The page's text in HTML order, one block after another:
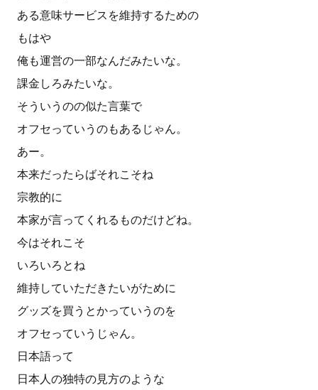
ある意味サービスを維持するための
もはや
俺も運営の一部なんだみたいな。
課金しろみたいな。
そういうのの似た言葉で
オフセっていうのもあるじゃん。
あー。
本来だったらばそれこそね
宗教的に
本家が言ってくれるものだけどね。
今はそれこそ
いろいろとね
維持していただきたいがために
グッズを買うとかっていうのを
オフセっていうじゃん。
日本語って
日本人の独特の見方のような